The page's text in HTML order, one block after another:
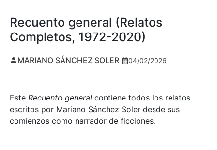
Recuento general (Relatos
Completos, 1972-2020)
MARIANO SÁNCHEZ SOLER 04/02/2026
Este Recuento general contiene todos los relatos
escritos por Mariano Sánchez Soler desde sus
comienzos como narrador de ficciones.